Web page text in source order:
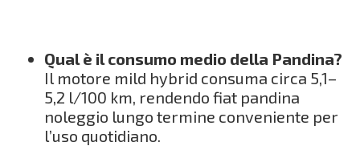
Qual è il consumo medio della Pandina?
Il motore mild hybrid consuma circa 5,1–
5,2 l/100 km, rendendo fiat pandina
noleggio lungo termine conveniente per
l’uso quotidiano.